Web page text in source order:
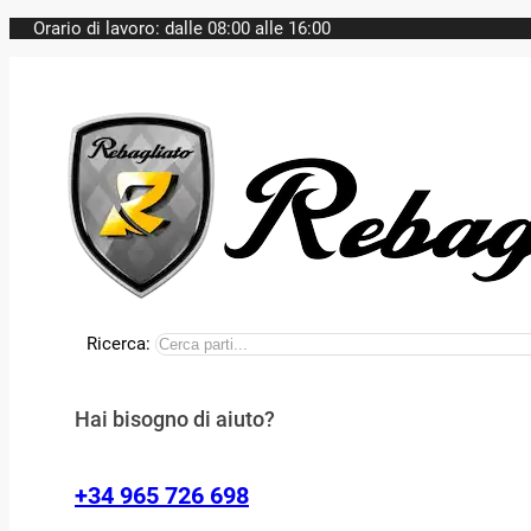
Orario di lavoro: dalle 08:00 alle 16:00
Ricerca:
Hai bisogno di aiuto?
+34 965 726 698